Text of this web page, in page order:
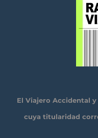
El Viajero Accidental
cuya titularidad